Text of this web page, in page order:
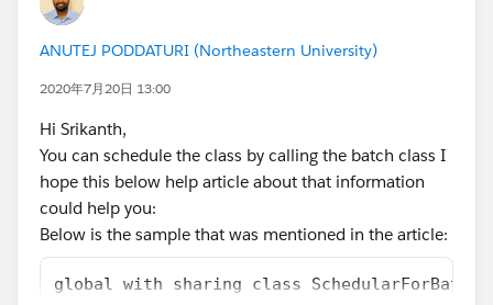
ANUTEJ PODDATURI (Northeastern University)
2020年7月20日 13:00
Hi Srikanth,
You can schedule the class by calling the batch class I
hope this below help article about that information
could help you:
Below is the sample that was mentioned in the article:
global with sharing class